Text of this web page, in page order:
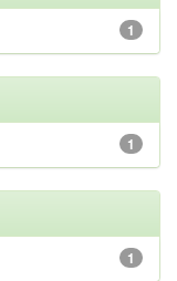
1
1
1